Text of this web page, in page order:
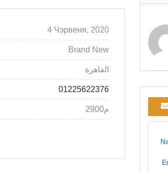
4 Чэрвеня, 2020
Brand New
القاهرة
01225622376
2900م